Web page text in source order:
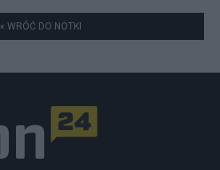
« WRÓĆ DO NOTKI